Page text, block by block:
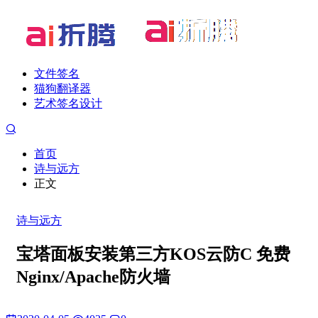
文件签名
猫狗翻译器
艺术签名设计
首页
诗与远方
正文
诗与远方
宝塔面板安装第三方KOS云防C 免费
Nginx/Apache防火墙